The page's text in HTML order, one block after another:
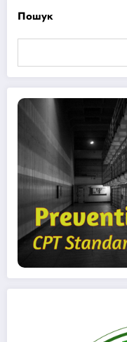
Пошук